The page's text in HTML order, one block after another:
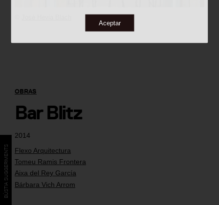
Aceptar
2014
Flexo Arquitectura
Tomeu Ramis Frontera
Aixa del Rey García
Bárbara Vich Arrom
OBRAS
Bar Blitz
BÚSTIA SUGGERIMENTS